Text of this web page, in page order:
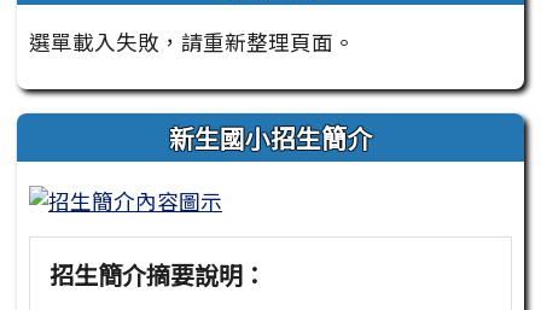
選單載入失敗，請重新整理頁面。
新生國小招生簡介
招生簡介摘要說明：